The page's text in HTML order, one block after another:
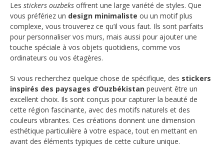
Les stickers ouzbeks offrent une large variété de styles. Que
vous préfériez un design minimaliste ou un motif plus
complexe, vous trouverez ce qu’il vous faut. Ils sont parfaits
pour personnaliser vos murs, mais aussi pour ajouter une
touche spéciale à vos objets quotidiens, comme vos
ordinateurs ou vos étagères.
Si vous recherchez quelque chose de spécifique, des stickers
inspirés des paysages d’Ouzbékistan peuvent être un
excellent choix. Ils sont conçus pour capturer la beauté de
cette région fascinante, avec des motifs naturels et des
couleurs vibrantes. Ces créations donnent une dimension
esthétique particulière à votre espace, tout en mettant en
avant des éléments typiques de cette culture unique.